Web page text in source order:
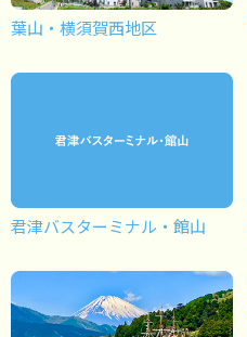
葉山・横須賀西地区
君津バスターミナル・館山